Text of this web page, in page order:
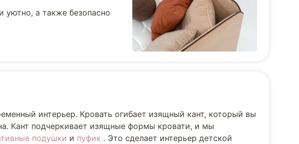
уютно, а также безопасно
интерьер. Кровать огибает изящный кант, который вы
Кант подчеркивает изящные формы кровати, и мы
подушки и пуфик . Это сделает интерьер детской